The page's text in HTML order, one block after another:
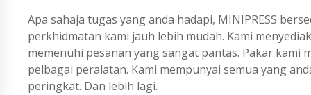
Apa sahaja tugas yang anda hadapi, MINIPRESS
perkhidmatan kami jauh lebih mudah. Kami
memenuhi pesanan yang sangat pantas. Pakar
pelbagai peralatan. Kami mempunyai semua yang
peringkat. Dan lebih lagi.